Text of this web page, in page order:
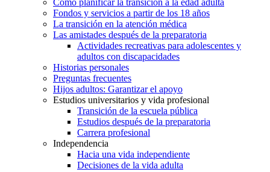
Fondos y servicios a partir de los 18 años
La transición en la atención médica
Las amistades después de la preparatoria
Actividades recreativas para adolescentes y
adultos con discapacidades
Historias personales
Preguntas frecuentes
Hijos adultos: Garantizar el apoyo
Estudios universitarios y vida profesional
Transición de la escuela pública
Estudios después de la preparatoria
Carrera profesional
Independencia
Hacia una vida independiente
Decisiones de la vida adulta